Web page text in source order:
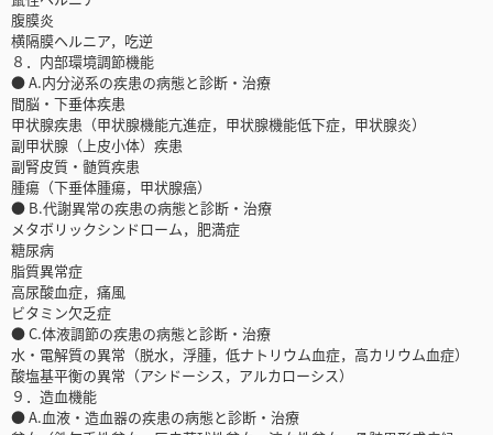
腹膜炎
横隔膜ヘルニア，吃逆
８．内部環境調節機能
● A.内分泌系の疾患の病態と診断・治療
間脳・下垂体疾患
甲状腺疾患（甲状腺機能亢進症，甲状腺機能低下症，甲状腺炎）
副甲状腺（上皮小体）疾患
副腎皮質・髄質疾患
腫瘍（下垂体腫瘍，甲状腺癌）
● B.代謝異常の疾患の病態と診断・治療
メタボリックシンドローム，肥満症
糖尿病
脂質異常症
高尿酸血症，痛風
ビタミン欠乏症
● C.体液調節の疾患の病態と診断・治療
水・電解質の異常（脱水，浮腫，低ナトリウム血症，高カリウム血症）
酸塩基平衡の異常（アシドーシス，アルカローシス）
９．造血機能
● A.血液・造血器の疾患の病態と診断・治療